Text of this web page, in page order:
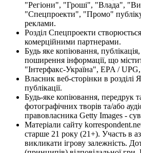
"Регіони", "Гроші", "Влада",
"Спецпроекти", "Промо"
реклами.
Розділ Спецпроекти
комерційними партнерами.
Будь яке копіювання,
поширення інформації, що
"Інтерфакс-Україна", EPA /
Власник веб-сторінки в розділі
публікації.
Будь-яке копіювання, передрук
фотографічних творів та/або
правовласника Getty Images -
Матеріали сайту
старше 21 року (21+). Участь в
викликати ігрову залежність.